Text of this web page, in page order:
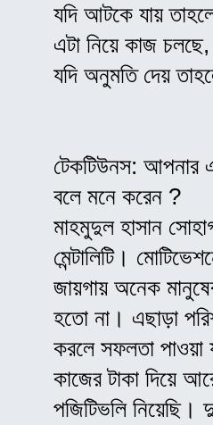
যদি আটকে যায়
এটা নিয়ে কাজ
যদি অনুমতি দেয়
টেকটিউনস: আপনার
বলে মনে করেন ?
মাহমুদুল হাসান
মেন্টালিটি।
জায়গায় অনেক
হতো না। এছাড়া
করলে সফলতা পাওয়া
কাজের টাকা দিয়ে
পজিটিভলি